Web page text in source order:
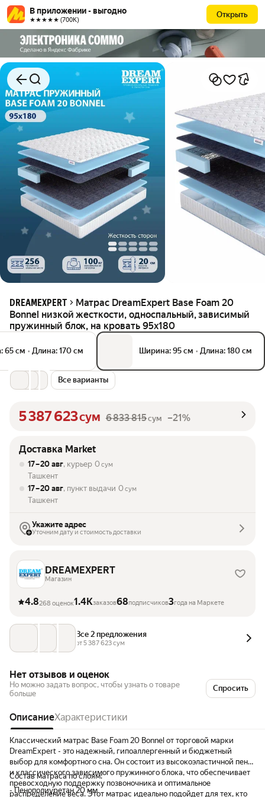
В приложении - выгодно
★★★★★ (700К)
Открыть
DREAMEXPERT
Матрас DreamExpert Base Foam 20
Bonnel низкой жесткости, односпальный, зависимый
пружинный блок, на кровать 95x180
65 см • Длина: 170 см Ширина: 95 см • Длина: 180 см
Все варианты
5 387 623сум 6 833 815сум –21%
Доставка Market
17 – 20 авг, курьер 0 сум
Ташкент
17 – 20 авг, пункт выдачи 0 сум
Ташкент
Укажите адрес
Уточним дату и стоимость доставки
DREAMEXPERT
Магазин
4.8268 оценок1.4Kзаказов68подписчиков3года на Маркете
Все 2 предложения
от 5 387 623 сум
Нет отзывов и оценок
Но можно задать вопрос, чтобы узнать о товаре
больше
Спросить
ОписаниеХарактеристики
Классический матрас Base Foam 20 Bonnel от торговой марки
DreamExpert - это надежный, гипоаллергенный и бюджетный
выбор для комфортного сна. Он состоит из высокоэластичной пены
и классического зависимого пружинного блока, что обеспечивает
превосходную поддержку позвоночника и оптимальное
распределение веса. Этот матрас идеально подойдет для тех, кто
Состав матраса по слоям:
- Пенополиуретан 20 мм